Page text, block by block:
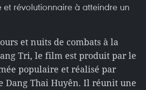
et révolutionnaire à atteindre un
et nuits de combats à la
Tri, le film est produit par le
populaire et réalisé par
Dang Thai Huyên. Il réunit une